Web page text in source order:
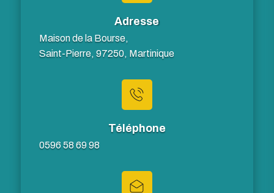
Adresse
Maison de la Bourse,
Saint-Pierre, 97250, Martinique
Téléphone
0596 58 69 98